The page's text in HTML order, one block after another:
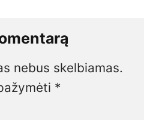
nebus skelbiamas.
*